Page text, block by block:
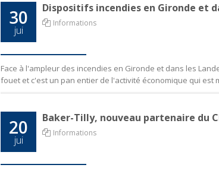
30
jui
Dispositifs incendies en Gironde et
Informations
Face à l'ampleur des incendies en Gironde et dans les
fouet et c'est un pan entier de l'activité économique qui est
20
jui
Baker-Tilly, nouveau partenaire du
Informations